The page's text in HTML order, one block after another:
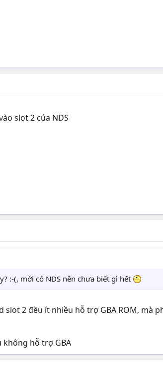
slot 2 của NDS
:-(, mới có NDS nên chưa biết gì hết
slot 2 đều ít nhiều hỗ trợ GBA ROM, mà
hỗ trợ GBA